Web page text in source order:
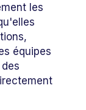
les
équipes